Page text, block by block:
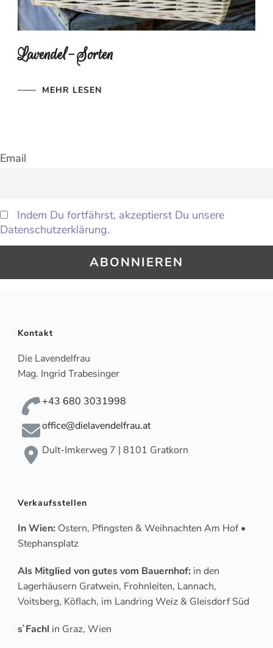
Lavendel-Sorten
MEHR LESEN
Email
Indem Du fortfährst, akzeptierst Du unsere
Datenschutzerklärung.
Kontakt
Die Lavendelfrau
Mag. Ingrid Trabesinger
+43 680 3031998
office@dielavendelfrau.at
Dult-Imkerweg 7 | 8101 Gratkorn
Verkaufsstellen
In Wien: Ostern, Pfingsten & Weihnachten Am Hof •
Stephansplatz
Als Mitglied von gutes vom Bauernhof: in den
Lagerhäusern Gratwein, Frohnleiten, Lannach,
Voitsberg, Köflach, im Landring Weiz & Gleisdorf Süd
s`Fachl in Graz, Wien